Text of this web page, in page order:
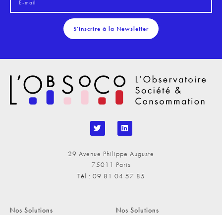
S'inscrire à la Newsletter
29 Avenue Philippe Auguste
75011 Paris
Tél : 09 81 04 57 85
Nos Solutions Nos Solutions